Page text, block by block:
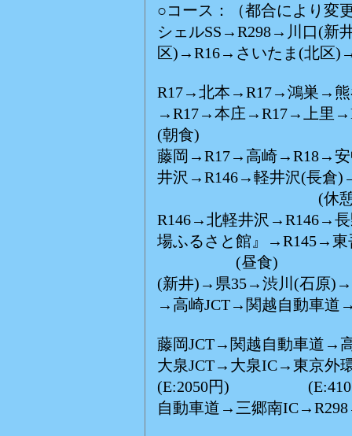
○コース：（都合により変
シェルSS→R298→川口(新
区)→R16→さいたま(北区
R17→北本→R17→鴻巣→熊
→R17→本庄→R17→上里
(朝食)
藤岡→R17→高崎→R18→
井沢→R146→軽井沢(長倉
(休憩
R146→北軽井沢→R146→
場ふるさと館』→R145→東
(昼食)
(新井)→県35→渋川(石原
→高崎JCT→関越自動車道
藤岡JCT→関越自動車道→
大泉JCT→大泉IC→東京外
(E:2050円) (E:410
自動車道→三郷南